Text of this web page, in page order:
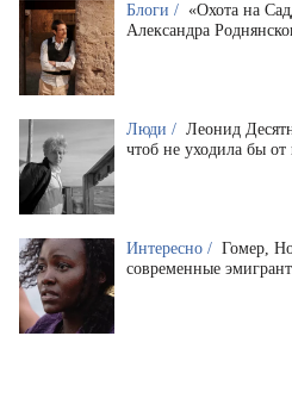
Блоги / «Охота на
Александра
Люди / Леонид
чтоб не уходила бы
Интересно / Гомер,
современные